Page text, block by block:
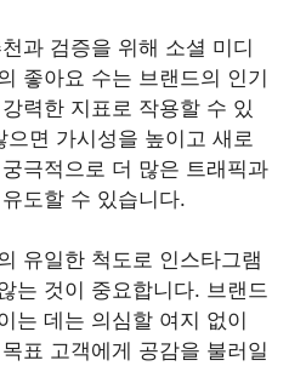
과 검증을 위해 소셜 미디
좋아요 수는 브랜드의 인기
력한 지표로 작용할 수 있
면 가시성을 높이고 새로
극적으로 더 많은 트래픽과
도할 수 있습니다.
유일한 척도로 인스타그램
는 것이 중요합니다. 브랜드
는 데는 의심할 여지 없이
표 고객에게 공감을 불러일